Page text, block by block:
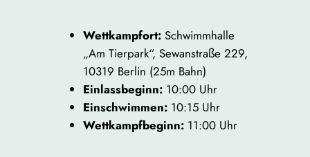
Wettkampfort: Schwimmhalle
„Am Tierpark“, Sewanstraße 229,
10319 Berlin (25m Bahn)
Einlassbeginn:10:00 Uhr
Einschwimmen:10:15 Uhr
Wettkampfbeginn:11:00 Uhr